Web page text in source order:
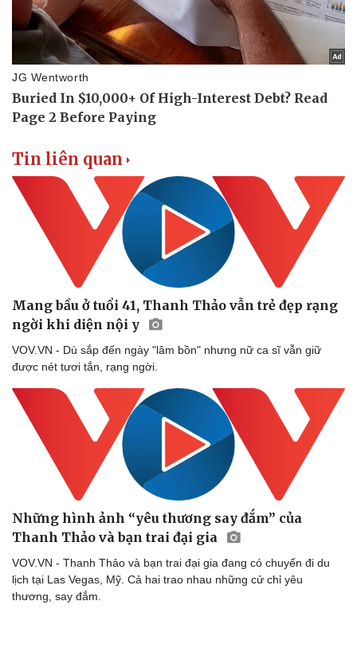
Văn học
Âm nhạc
Nghệ sĩ
Thời trang
Tin liên quan
Mang bầu ở tuổi 41, Thanh Thảo vẫn trẻ đẹp rạng
ngời khi diện nội y
VOV.VN - Dù sắp đến ngày "lâm bồn" nhưng nữ ca sĩ vẫn giữ
được nét tươi tắn, rạng ngời.
Những hình ảnh “yêu thương say đắm” của
Thanh Thảo và bạn trai đại gia
VOV.VN - Thanh Thảo và bạn trai đại gia đang có chuyến đi du
lịch tại Las Vegas, Mỹ. Cả hai trao nhau những cử chỉ yêu
thương, say đắm.